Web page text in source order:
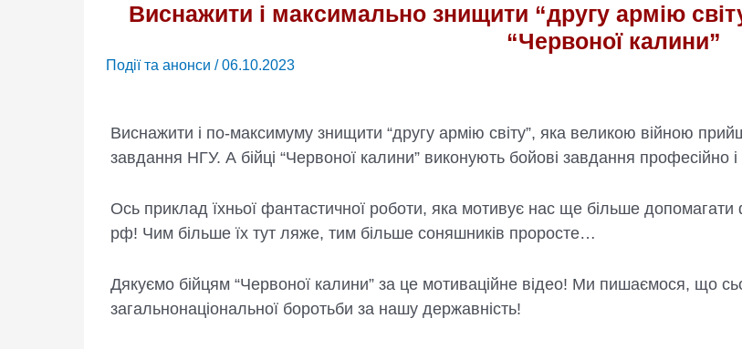
Виснажити і максимально знищити “другу армію
“Червоної калини”
Події та анонси /06.10.2023
Виснажити і по-максимуму знищити “другу армію світу”, яка великою війною
завдання НГУ. А бійці “Червоної калини” виконують бойові завдання професійно і
Ось приклад їхньої фантастичної роботи, яка мотивує нас ще більше
рф! Чим більше їх тут ляже, тим більше соняшників проросте…
Дякуємо бійцям “Червоної калини” за це мотиваційне відео! Ми пишаємося, що
загальнонаціональної боротьби за нашу державність!